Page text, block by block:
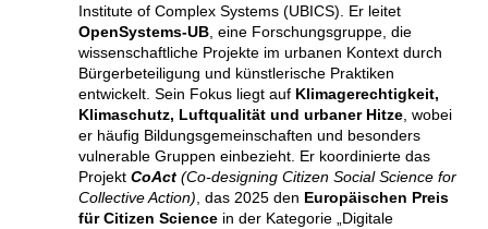
Institute of Complex Systems (UBICS). Er leitet
OpenSystems-UB, eine Forschungsgruppe, die
wissenschaftliche Projekte im urbanen Kontext durch
Bürgerbeteiligung und künstlerische Praktiken
entwickelt. Sein Fokus liegt auf Klimagerechtigkeit,
Klimaschutz, Luftqualität und urbaner Hitze, wobei
er häufig Bildungsgemeinschaften und besonders
vulnerable Gruppen einbezieht. Er koordinierte das
Projekt CoAct(Co-designing Citizen Social Science for
Collective Action), das 2025 den Europäischen Preis
für Citizen Sciencein der Kategorie „Digitale